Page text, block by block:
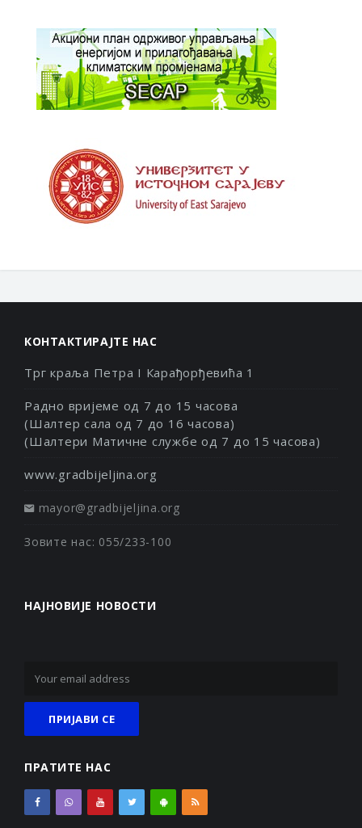
КОНТАКТИРАЈТЕ НАС
Трг краља Петра I Карађорђевића 1
Радно вријеме од 7 до 15 часова
(Шалтер сала од 7 до 16 часова)
(Шалтери Матичне службе од 7 до 15 часова)
www.gradbijeljina.org
mayor@gradbijeljina.org
Зовите нас: 055/233-100
НАЈНОВИЈЕ НОВОСТИ
ПРАТИТЕ НАС